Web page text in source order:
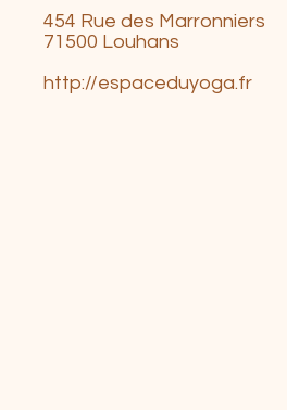
454 Rue des Marronniers
71500 Louhans​
http://espaceduyoga.fr